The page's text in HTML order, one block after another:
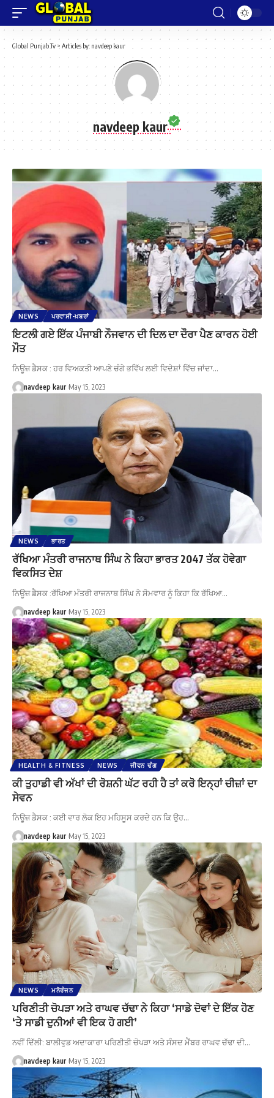
Global Punjab Tv > Articles by: navdeep kaur
navdeep kaur
NEWS ਪਰਵਾਸੀ-ਖ਼ਬਰਾਂ
ਇਟਲੀ ਗਏ ਇੱਕ ਪੰਜਾਬੀ ਨੌਜਵਾਨ ਦੀ ਦਿਲ ਦਾ ਦੌਰਾ ਪੈਣ ਕਾਰਨ ਹੋਈ
ਮੌਤ
ਨਿਊਜ਼ ਡੈਸਕ : ਹਰ ਵਿਅਕਤੀ ਆਪਣੇ ਚੰਗੇ ਭਵਿੱਖ ਲਈ ਵਿਦੇਸ਼ਾਂ ਵਿੱਚ ਜਾਂਦਾ…
navdeep kaur May 15, 2023
NEWS ਭਾਰਤ
ਰੱਖਿਆ ਮੰਤਰੀ ਰਾਜਨਾਥ ਸਿੰਘ ਨੇ ਕਿਹਾ ਭਾਰਤ 2047 ਤੱਕ ਹੋਵੇਗਾ
ਵਿਕਸਿਤ ਦੇਸ਼
ਨਿਊਜ਼ ਡੈਸਕ :ਰੱਖਿਆ ਮੰਤਰੀ ਰਾਜਨਾਥ ਸਿੰਘ ਨੇ ਸੋਮਵਾਰ ਨੂੰ ਕਿਹਾ ਕਿ ਰੱਖਿਆ…
navdeep kaur May 15, 2023
HEALTH & FITNESS NEWS ਜੀਵਨ ਢੰਗ
ਕੀ ਤੁਹਾਡੀ ਵੀ ਅੱਖਾਂ ਦੀ ਰੋਸ਼ਨੀ ਘੱਟ ਰਹੀ ਹੈ ਤਾਂ ਕਰੋ ਇਨ੍ਹਾਂ ਚੀਜ਼ਾਂ ਦਾ
ਸੇਵਨ
ਨਿਊਜ਼ ਡੈਸਕ : ਕਈ ਵਾਰ ਲੋਕ ਇਹ ਮਹਿਸੂਸ ਕਰਦੇ ਹਨ ਕਿ ਉਹ…
navdeep kaur May 15, 2023
NEWS ਮਨੋਰੰਜਨ
ਪਰਿਣੀਤੀ ਚੋਪੜਾ ਅਤੇ ਰਾਘਵ ਚੱਢਾ ਨੇ ਕਿਹਾ ‘ਸਾਡੇ ਦੋਵਾਂ ਦੇ ਇੱਕ ਹੋਣ
‘ਤੇ ਸਾਡੀ ਦੁਨੀਆਂ ਵੀ ਇਕ ਹੋ ਗਈ’
ਨਵੀਂ ਦਿੱਲੀ: ਬਾਲੀਵੁਡ ਅਦਾਕਾਰਾ ਪਰਿਣੀਤੀ ਚੋਪੜਾ ਅਤੇ ਸੰਸਦ ਮੈਂਬਰ ਰਾਘਵ ਚੱਢਾ ਦੀ…
navdeep kaur May 15, 2023